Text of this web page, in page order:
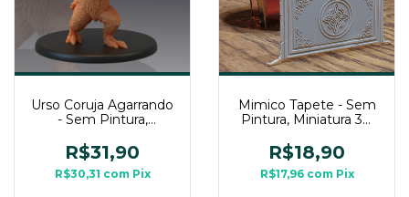
Urso Coruja Agarrando
- Sem Pintura,
Para RPG de Mesa
R$31,90
R$30,31 com Pix
Mimico Tapete - Sem
Pintura, Miniatura 3D
Mesa
R$18,90
R$17,96 com Pix